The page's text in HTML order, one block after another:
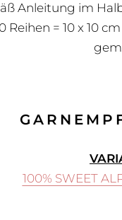
Anleitung im
Reihen = 10 x 10
100% SWEET